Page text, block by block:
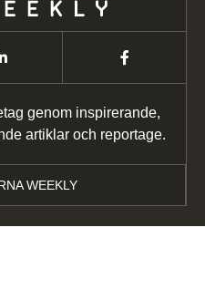
genom inspirerande,
artiklar och reportage.
WEEKLY